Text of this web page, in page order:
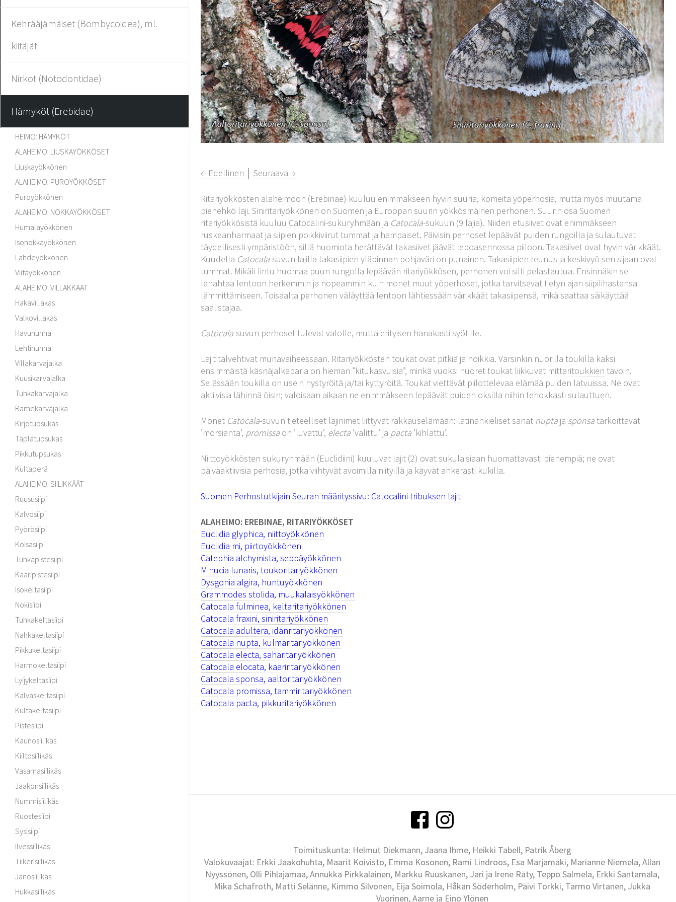
Kehrääjämäiset (Bombycoidea), ml.
kiitäjät
Nirkot (Notodontidae)
Hämyköt (Erebidae)
HEIMO: HÄMYKÖT
ALAHEIMO: LIUSKAYÖKKÖSET
Liuskayökkönen
ALAHEIMO: PUROYÖKKÖSET
Puroyökkönen
ALAHEIMO: NOKKAYÖKKÖSET
Humalayökkönen
Isonokkayökkönen
Lähdeyökkönen
Viitayökkönen
ALAHEIMO: VILLAKKAAT
Hakavillakas
Valkovillakas
Havununna
Lehtinunna
Villakarvajalka
Kuusikarvajalka
Tuhkakarvajalka
Rämekarvajalka
Kirjotupsukas
Täplätupsukas
Pikkutupsukas
Kultaperä
ALAHEIMO: SIILIKKÄÄT
Ruususiipi
Kalvosiipi
Pyörösiipi
Koisasiipi
Tuhkapistesiipi
Kaaripistesiipi
Isokeltasiipi
Nokisiipi
Tuhkakeltasiipi
Nahkakeltasiipi
Pikkukeltasiipi
Harmokeltasiipi
Lyijykeltasiipi
Kalvaskeltasiipi
Kultakeltasiipi
Pistesiipi
Kaunosiilikäs
Kiiltosiilikäs
Vasamasiilikäs
Jaakonsiilikäs
Nummisiilikäs
Ruostesiipi
Sysisiipi
Ilvessiilikäs
Tiikerisiilikäs
Jänösiilikäs
Hukkasiilikäs
← Edellinen │Seuraava →
Ritariyökkösten alaheimoon (Erebinae) kuuluu enimmäkseen hyvin suuria, komeita yöperhosia, mutta myös muutama
pienehkö laji. Siniritariyökkönen on Suomen ja Euroopan suurin yökkösmäinen perhonen. Suurin osa Suomen
ritariyökkösistä kuuluu Catocalini-sukuryhmään ja Catocala-sukuun (9 lajia). Niiden etusiivet ovat enimmäkseen
ruskeanharmaat ja siipien poikkiviirut tummat ja hampaiset. Päivisin perhoset lepäävät puiden rungoilla ja sulautuvat
täydellisesti ympäristöön, sillä huomiota herättävät takasiivet jäävät lepoasennossa piiloon. Takasiivet ovat hyvin värikkäät.
Kuudella Catocala-suvun lajilla takasiipien yläpinnan pohjaväri on punainen. Takasiipien reunus ja keskivyö sen sijaan ovat
tummat. Mikäli lintu huomaa puun rungolla lepäävän ritariyökkösen, perhonen voi silti pelastautua. Ensinnäkin se
lehahtaa lentoon herkemmin ja nopeammin kuin monet muut yöperhoset, jotka tarvitsevat tietyn ajan siipilihastensa
lämmittämiseen. Toisaalta perhonen väläyttää lentoon lähtiessään värikkäät takasiipensä, mikä saattaa säikäyttää
saalistajaa.
Catocala-suvun perhoset tulevat valolle, mutta erityisen hanakasti syötille.
Lajit talvehtivat munavaiheessaan. Ritariyökkösten toukat ovat pitkiä ja hoikkia. Varsinkin nuorilla toukilla kaksi
ensimmäistä käsnäjalkaparia on hieman ”kitukasvuisia”, minkä vuoksi nuoret toukat liikkuvat mittaritoukkien tavoin.
Selässään toukilla on usein nystyröitä ja/tai kyttyröitä. Toukat viettävät piilottelevaa elämää puiden latvuissa. Ne ovat
aktiivisia lähinnä öisin; valoisaan aikaan ne enimmäkseen lepäävät puiden oksilla niihin tehokkasti sulauttuen.
Monet Catocala-suvun tieteelliset lajinimet liittyvät rakkauselämään: latinankieliset sanat nupta ja sponsatarkoittavat
’morsianta’, promissa on ’luvattu’, electa ’valittu’ ja pacta ’kihlattu’.
Niittoyökkösten sukuryhmään (Euclidiini) kuuluvat lajit (2) ovat sukulaisiaan huomattavasti pienempiä; ne ovat
päiväaktiivisia perhosia, jotka viihtyvät avoimilla niityillä ja käyvät ahkerasti kukilla.
Suomen Perhostutkijain Seuran määrityssivu: Catocalini-tribuksen lajit
ALAHEIMO: EREBINAE, RITARIYÖKKÖSET
Euclidia glyphica, niittoyökkönen
Euclidia mi, piirtoyökkönen
Catephia alchymista, seppäyökkönen
Minucia lunaris, toukoritariyökkönen
Dysgonia algira, huntuyökkönen
Grammodes stolida, muukalaisyökkönen
Catocala fulminea, keltaritariyökkönen
Catocala fraxini, siniritariyökkönen
Catocala adultera, idänritariyökkönen
Catocala nupta, kulmaritariyökkönen
Catocala electa, saharitariyökkönen
Catocala elocata, kaariritariyökkönen
Catocala sponsa, aaltoritariyökkönen
Catocala promissa, tammiritariyökkönen
Catocala pacta, pikkuritariyökkönen
Toimituskunta: Helmut Diekmann, Jaana Ihme, Heikki Tabell, Patrik Åberg
Valokuvaajat: Erkki Jaakohuhta, Maarit Koivisto, Emma Kosonen, Rami Lindroos, Esa Marjamäki, Marianne Niemelä, Allan
Nyyssönen, Olli Pihlajamaa, Annukka Pirkkalainen, Markku Ruuskanen, Jari ja Irene Räty, Teppo Salmela, Erkki Santamala,
Mika Schafroth, Matti Selänne, Kimmo Silvonen, Eija Soimola, Håkan Söderholm, Päivi Torkki, Tarmo Virtanen, Jukka
Vuorinen, Aarne ja Eino Ylönen